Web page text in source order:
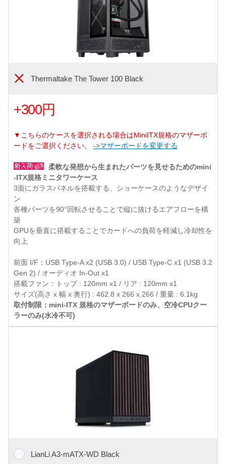
Thermaltake The Tower 100 Black
+300円
▼こちらのケースを選択される場合はMiniITX規格のマザーボ
ードをご選択ください。 ->マザーボードを変更する
柔軟な発想から生まれたパーツを見せるためのmini
-ITX規格ミニタワーケース
3面にガラスパネルを搭載する、ショーケースのようなデザイ
ン
各種パーツを90°回転させることで縦に抜けるエアフローを構
築
GPUを垂直に搭載することでカードへの負荷を軽減し冷却性を
向上
前面 I/F：USB Type-A x2 (USB 3.0) / USB Type-C x1 (USB 3.2
Gen 2) / オーディオ In-Out x1
搭載ファン：トップ : 120mm x1 / リア : 120mm x1
サイズ(高さ x 幅 x 奥行) : 462.8 x 266 x 266 / 重量 : 6.1kg
取付制限：mini-ITX 規格のマザーボードのみ、空冷CPUクー
ラーのみ(水冷不可)
LianLi A3-mATX-WD Black